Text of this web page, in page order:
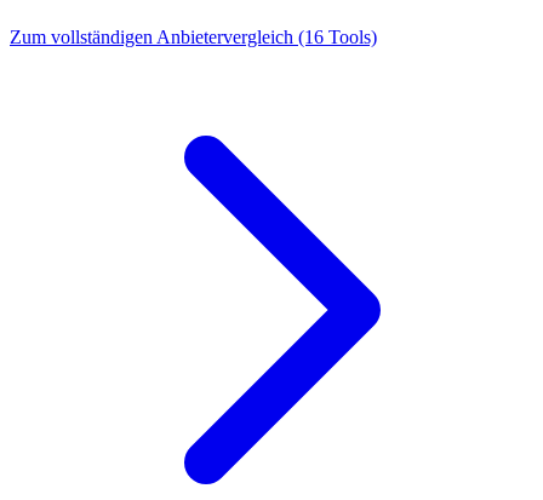
Zum vollständigen Anbietervergleich (16 Tools)